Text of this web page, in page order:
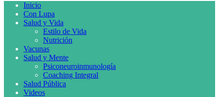
Inicio
Con Lupa
Salud y Vida
Estilo de Vida
Nutrición
Vacunas
Salud y Mente
Psiconeuroinmunología
Coaching Integral
Salud Pública
Videos